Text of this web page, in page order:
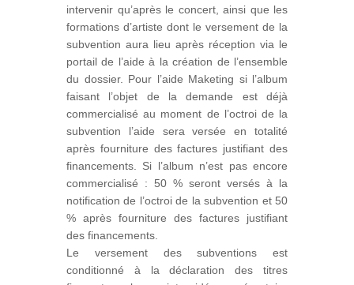
intervenir qu’après le concert, ainsi que les
formations d’artiste dont le versement de la
subvention aura lieu après réception via le
portail de l’aide à la création de l’ensemble
du dossier. Pour l’aide Maketing si l’album
faisant l’objet de la demande est déjà
commercialisé au moment de l’octroi de la
subvention l’aide sera versée en totalité
après fourniture des factures justifiant des
financements. Si l’album n’est pas encore
commercialisé : 50 % seront versés à la
notification de l’octroi de la subvention et 50
% après fourniture des factures justifiant
des financements.
Le versement des subventions est
conditionné à la déclaration des titres